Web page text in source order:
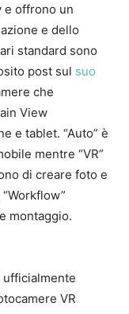
e offrono un
e dello
standard sono
post sul suo
che
View
e tablet. “Auto” è
mentre “VR”
di creare foto e
montaggio.
ufficialmente
VR